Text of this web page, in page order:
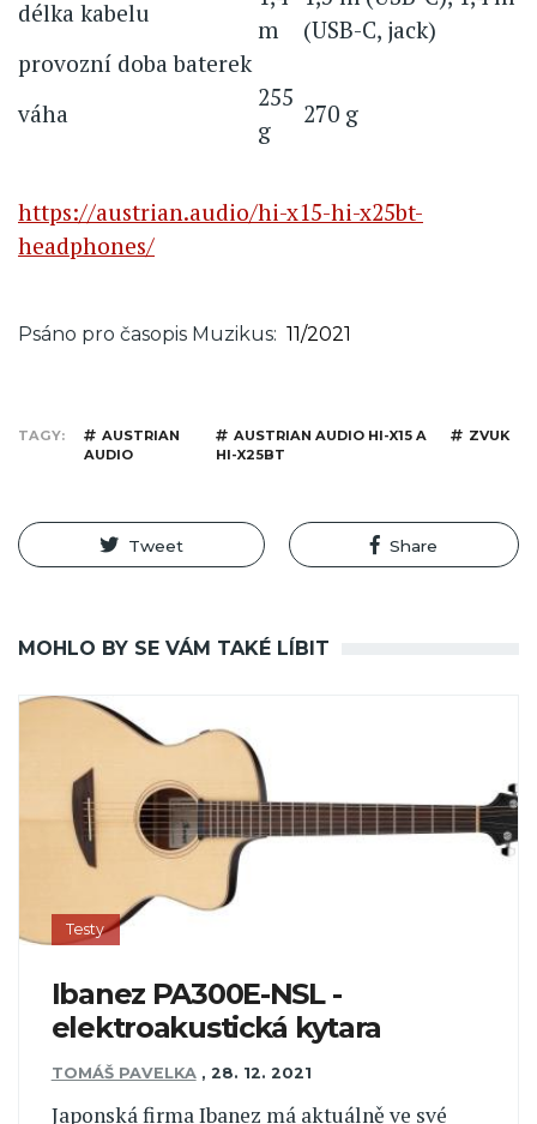
délka kabelu
m
(USB-C, jack)
provozní doba baterek
váha
255
g
270 g
https://austrian.audio/hi-x15-hi-x25bt-
headphones/
Psáno pro časopis Muzikus 11/2021
TAGY
AUSTRIAN
AUDIO
AUSTRIAN AUDIO HI-X15 A
HI-X25BT
ZVUK
Tweet Share
MOHLO BY SE VÁM TAKÉ LÍBIT
Testy
Ibanez PA300E-NSL -
elektroakustická kytara
TOMÁŠ PAVELKA , 28. 12. 2021
Japonská firma Ibanez má aktuálně ve své